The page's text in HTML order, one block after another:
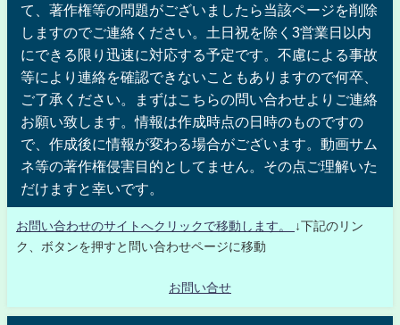
て、著作権等の問題がございましたら当該ページを削除
しますのでご連絡ください。土日祝を除く3営業日以内
にできる限り迅速に対応する予定です。不慮による事故
等により連絡を確認できないこともありますので何卒、
ご了承ください。まずはこちらの問い合わせよりご連絡
お願い致します。情報は作成時点の日時のものですの
で、作成後に情報が変わる場合がございます。動画サム
ネ等の著作権侵害目的としてません。その点ご理解いた
だけますと幸いです。
お問い合わせのサイトへクリックで移動します。
↓下記のリン
ク、ボタンを押すと問い合わせページに移動
お問い合せ